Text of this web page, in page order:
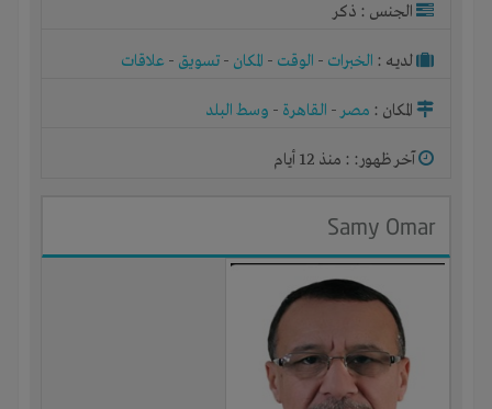
الجنس : ذكر
لديـه : الخبرات - الوقت - المكان - تسويق - علاقات
المكان : مصر- القاهرة - وسط البلد
آخر ظهور: : منذ 12 أيام
Samy Omar